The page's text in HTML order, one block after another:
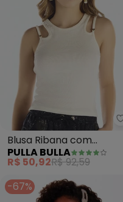
Blusa Ribana com
Elastano Leve (Bege)
PULLA BULLA
R$ 50,92R$ 92,59
-67%